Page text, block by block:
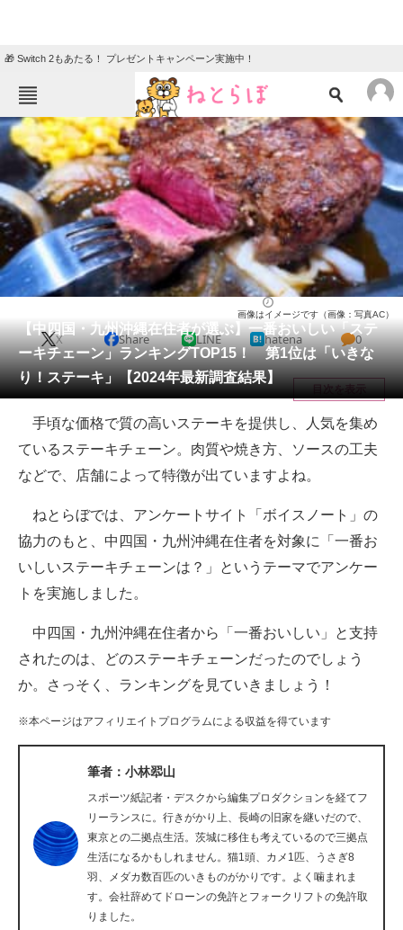
🎁 Switch 2もあたる！ プレゼントキャンペーン実施中！
ねとらぼメニュー
TOP ニュース
エンタメ クイズ
グルメ 地域
住まい 教育・育児
動物 リサーチ
会員記事
メディア
注目記事を集めた総合ページ
ITの今と未来を見通す
スマホと通信の最新トレンド
進化するPCとデバイスの未来
ビジネスと働き方のヒント
AI活用のいまが分かる
マーケ×ITの今がよく分かる
企業向けIT製品の総合サイト
IT製品の技術・比較・事例
製造業のIT導入・活用を支援
【中四国・九州沖縄在住者が選ぶ】一番おいしい「ステ
ーキチェーン」ランキングTOP15！ 第1位は「いきな
り！ステーキ」【2024年最新調査結果】
画像はイメージです（画像：写真AC）
X Share LINE hatena 0
目次を表示
手頃な価格で質の高いステーキを提供し、人気を集め
ているステーキチェーン。肉質や焼き方、ソースの工夫
などで、店舗によって特徴が出ていますよね。
ねとらぼでは、アンケートサイト「ボイスノート」の
協力のもと、中四国・九州沖縄在住者を対象に「一番お
いしいステーキチェーンは？」というテーマでアンケー
トを実施しました。
中四国・九州沖縄在住者から「一番おいしい」と支持
されたのは、どのステーキチェーンだったのでしょう
か。さっそく、ランキングを見ていきましょう！
※本ページはアフィリエイトプログラムによる収益を得ています
筆者：小林翆山
スポーツ紙記者・デスクから編集プロダクションを経てフ
リーランスに。行きがかり上、長崎の旧家を継いだので、
東京との二拠点生活。茨城に移住も考えているので三拠点
生活になるかもしれません。猫1頭、カメ1匹、うさぎ8
羽、メダカ数百匹のいきものがかりです。よく噛まれま
す。会社辞めてドローンの免許とフォークリフトの免許取
りました。